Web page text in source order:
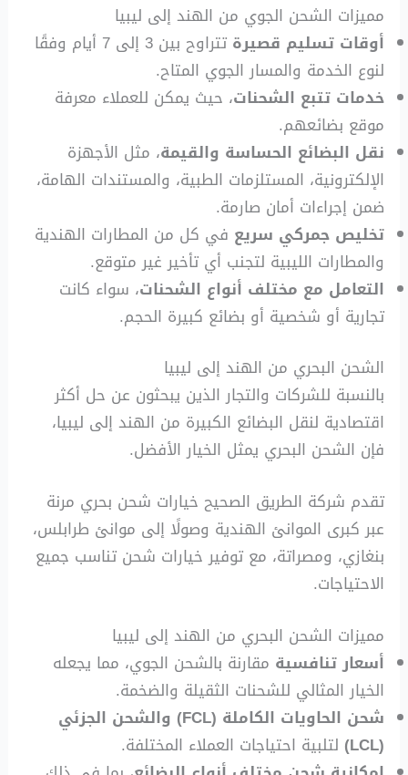
مميزات الشحن الجوي من الهند إلى ليبيا
أوقات تسليم قصيرة
تتراوح بين 3 إلى 7 أيام وفقًا
لنوع الخدمة والمسار الجوي المتاح.
خدمات تتبع الشحنات، حيث يمكن للعملاء معرفة
موقع بضائعهم.
نقل البضائع الحساسة والقيمة، مثل الأجهزة
الإلكترونية، المستلزمات الطبية، والمستندات الهامة،
ضمن إجراءات أمان صارمة.
تخليص جمركي سريع في كل من المطارات الهندية
والمطارات الليبية لتجنب أي تأخير غير متوقع.
التعامل مع مختلف أنواع الشحنات، سواء كانت
تجارية أو شخصية أو بضائع كبيرة الحجم.
الشحن البحري من الهند إلى ليبيا
بالنسبة للشركات والتجار الذين يبحثون عن حل أكثر
اقتصادية لنقل البضائع الكبيرة من الهند إلى ليبيا،
فإن الشحن البحري يمثل الخيار الأفضل.
تقدم شركة الطريق الصحيح خيارات شحن بحري مرنة
عبر كبرى الموانئ الهندية وصولًا إلى موانئ طرابلس،
بنغازي، ومصراتة، مع توفير خيارات شحن تناسب جميع
الاحتياجات.
مميزات الشحن البحري من الهند إلى ليبيا
أسعار تنافسية مقارنة بالشحن الجوي، مما يجعله
الخيار المثالي للشحنات الثقيلة والضخمة.
شحن الحاويات الكاملة (FCL) والشحن الجزئي
(LCL)
لتلبية احتياجات العملاء المختلفة.